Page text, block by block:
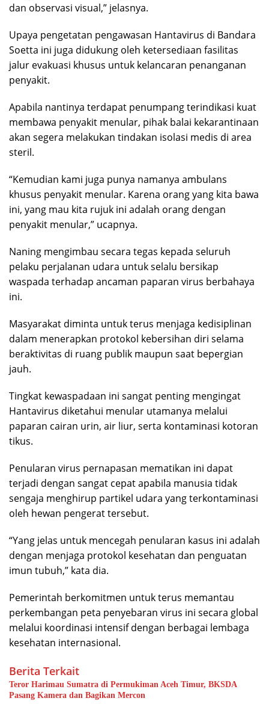
dan observasi visual,” jelasnya.
Upaya pengetatan pengawasan Hantavirus di Bandara
Soetta ini juga didukung oleh ketersediaan fasilitas
jalur evakuasi khusus untuk kelancaran penanganan
penyakit.
Apabila nantinya terdapat penumpang terindikasi kuat
membawa penyakit menular, pihak balai kekarantinaan
akan segera melakukan tindakan isolasi medis di area
steril.
“Kemudian kami juga punya namanya ambulans
khusus penyakit menular. Karena orang yang kita bawa
ini, yang mau kita rujuk ini adalah orang dengan
penyakit menular,” ucapnya.
Naning mengimbau secara tegas kepada seluruh
pelaku perjalanan udara untuk selalu bersikap
waspada terhadap ancaman paparan virus berbahaya
ini.
Masyarakat diminta untuk terus menjaga kedisiplinan
dalam menerapkan protokol kebersihan diri selama
beraktivitas di ruang publik maupun saat bepergian
jauh.
Tingkat kewaspadaan ini sangat penting mengingat
Hantavirus diketahui menular utamanya melalui
paparan cairan urin, air liur, serta kontaminasi kotoran
tikus.
Penularan virus pernapasan mematikan ini dapat
terjadi dengan sangat cepat apabila manusia tidak
sengaja menghirup partikel udara yang terkontaminasi
oleh hewan pengerat tersebut.
“Yang jelas untuk mencegah penularan kasus ini adalah
dengan menjaga protokol kesehatan dan penguatan
imun tubuh,” kata dia.
Pemerintah berkomitmen untuk terus memantau
perkembangan peta penyebaran virus ini secara global
melalui koordinasi intensif dengan berbagai lembaga
kesehatan internasional.
Berita Terkait
Teror Harimau Sumatra di Permukiman Aceh Timur, BKSDA
Pasang Kamera dan Bagikan Mercon